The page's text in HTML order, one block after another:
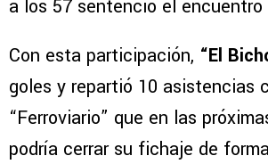
a los 57 sentenció el
Con esta participación, “El
goles y repartió 10 asistencias
“Ferroviario” que en las
podría cerrar su fichaje de